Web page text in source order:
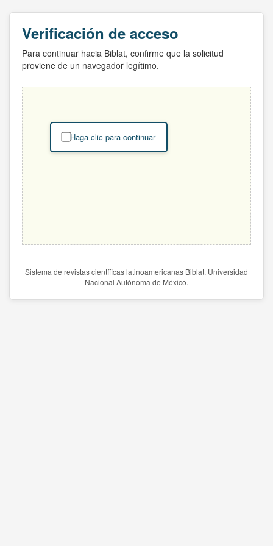
Verificación de acceso
Para continuar hacia Biblat, confirme que la solicitud
proviene de un navegador legítimo.
Haga clic para continuar
Sistema de revistas científicas latinoamericanas Biblat. Universidad
Nacional Autónoma de México.